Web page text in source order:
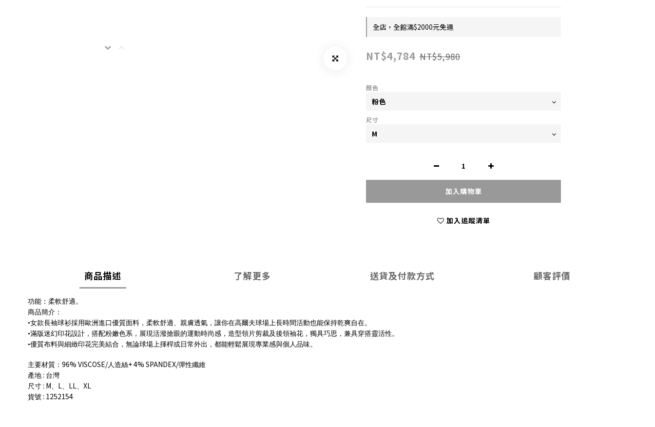
全店，全館滿$2000元免運
NT$4,784 NT$5,980
顏色
尺寸
加入購物車
加入追蹤清單
商品描述 了解更多 送貨及付款方式 顧客評價
功能：柔軟舒適。
商品簡介：
•女款長袖球衫採用歐洲進口優質面料，柔軟舒適、親膚透氣，讓你在高爾夫球場上長時間活動也能保持乾爽自在。
•滿版迷幻印花設計，搭配粉嫩色系，展現活潑搶眼的運動時尚感，造型領片剪裁及後領袖花，獨具巧思，兼具穿搭靈活性。
•優質布料與細緻印花完美結合，無論球場上揮桿或日常外出，都能輕鬆展現專業感與個人品味。
主要材質： 96% VISCOSE/人造絲+ 4% SPANDEX/彈性纖維
產地 : 台灣
尺寸 : M、 L、 LL、 XL
貨號 : 1252154